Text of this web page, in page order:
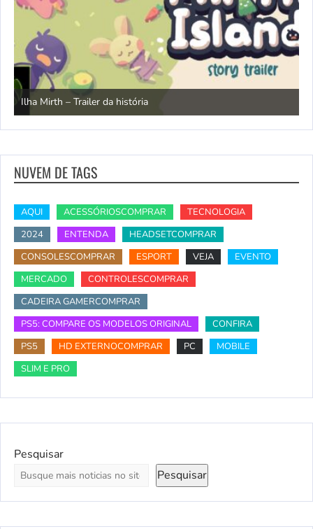
Ilha Mirth – Trailer da história
NUVEM DE TAGS
AQUI ACESSÓRIOSCOMPRAR
TECNOLOGIA
2024
ENTENDA
HEADSETCOMPRAR
CONSOLESCOMPRAR
ESPORT VEJA
EVENTO
MERCADO
CONTROLESCOMPRAR
CADEIRA GAMERCOMPRAR
PS5: COMPARE OS MODELOS ORIGINAL
CONFIRA
PS5
HD EXTERNOCOMPRAR PC
MOBILE
SLIM E PRO
Pesquisar
Pesquisar